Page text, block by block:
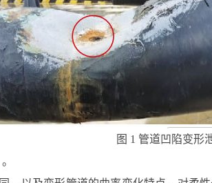
图 1 管道凹陷变形